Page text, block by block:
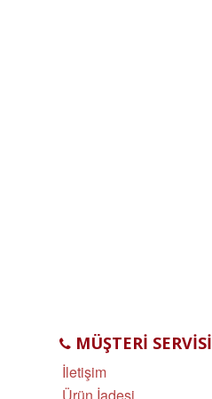
MÜŞTERI SERVISI
İletişim
Ürün İadesi